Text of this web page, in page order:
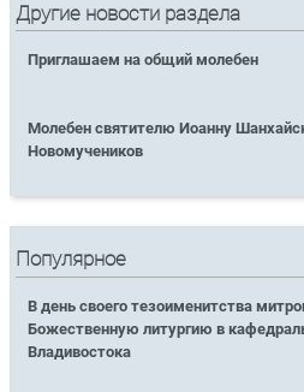
Другие новости раздела
Приглашаем на общий молебен
Молебен святителю Иоанну
Новомучеников
Популярное
В день своего тезоименитства
Божественную литургию в
Владивостока